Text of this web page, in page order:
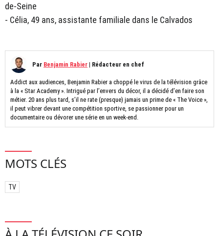
de-Seine
- Célia, 49 ans, assistante familiale dans le Calvados
Par Benjamin Rabier | Rédacteur en chef
Addict aux audiences, Benjamin Rabier a choppé le virus de la télévision grâce
à la « Star Academy ». Intrigué par l’envers du décor, il a décidé d’en faire son
métier. 20 ans plus tard, s’il ne rate (presque) jamais un prime de « The Voice »,
il peut vibrer devant une compétition sportive, se passionner pour un
documentaire ou dévorer une série en un week-end.
MOTS CLÉS
TV